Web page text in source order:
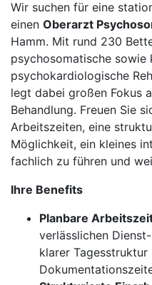
Wir suchen für eine
einen Oberarzt
Hamm. Mit rund 230
psychosomatische sowie
psychokardiologische
legt dabei großen Fokus
Behandlung. Freuen Sie
Arbeitszeiten, eine
Möglichkeit, ein kleines
fachlich zu führen und
Ihre Benefits
Planbare
verlässlichen
klarer